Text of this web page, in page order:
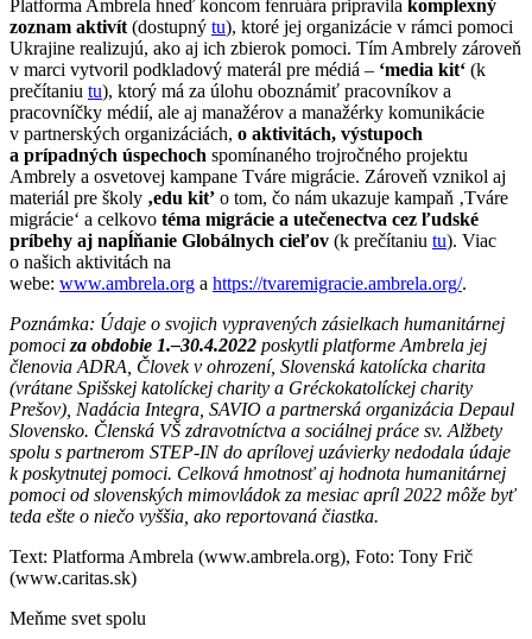
Platforma Ambrela hneď koncom fenruára pripravila komplexný
zoznam aktivít(dostupný tu), ktoré jej organizácie v rámci pomoci
Ukrajine realizujú, ako aj ich zbierok pomoci. Tím Ambrely zároveň
v marci vytvoril podkladový materál pre médiá – ‘media kit‘ (k
prečítaniu tu), ktorý má za úlohu oboznámiť pracovníkov a
pracovníčky médií, ale aj manažérov a manažérky komunikácie
v partnerských organizáciách, o aktivitách, výstupoch
a prípadných úspechoch spomínaného trojročného projektu
Ambrely a osvetovej kampane Tváre migrácie. Zároveň vznikol aj
materiál pre školy ‚edu kit’ o tom, čo nám ukazuje kampaň ‚Tváre
migrácie‘ a celkovo téma migrácie a utečenectva cez ľudské
príbehy aj napĺňanie Globálnych cieľov (k prečítaniu tu). Viac
o našich aktivitách na
webe: www.ambrela.org a https://tvaremigracie.ambrela.org/.
Poznámka: Údaje o svojich vypravených zásielkach humanitárnej
pomociza obdobie 1.–30.4.2022 poskytli platforme Ambrela jej
členovia ADRA, Človek v ohrození, Slovenská katolícka charita
(vrátane Spišskej katolíckej charity a Gréckokatolíckej charity
Prešov), Nadácia Integra, SAVIO a partnerská organizácia Depaul
Slovensko. Členská VŠ zdravotníctva a sociálnej práce sv. Alžbety
spolu s partnerom STEP-IN do aprílovej uzávierky nedodala údaje
k poskytnutej pomoci. Celková hmotnosť aj hodnota humanitárnej
pomoci od slovenských mimovládok za mesiac apríl 2022 môže byť
teda ešte o niečo vyššia, ako reportovaná čiastka.
Text: Platforma Ambrela (www.ambrela.org), Foto: Tony Frič
(www.caritas.sk)
Meňme svet spolu